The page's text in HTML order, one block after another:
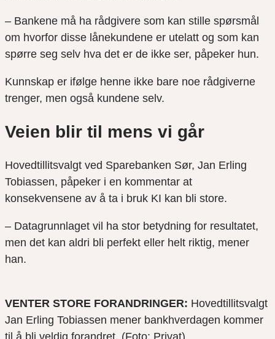
– Bankene må ha rådgivere som kan stille spørsmål
om hvorfor disse lånekundene er utelatt og som kan
spørre seg selv hva det er de ikke ser, påpeker hun.
Kunnskap er ifølge henne ikke bare noe rådgiverne
trenger, men også kundene selv.
Veien blir til mens vi går
Hovedtillitsvalgt ved Sparebanken Sør, Jan Erling
Tobiassen, påpeker i en kommentar at
konsekvensene av å ta i bruk KI kan bli store.
– Datagrunnlaget vil ha stor betydning for resultatet,
men det kan aldri bli perfekt eller helt riktig, mener
han.
VENTER STORE FORANDRINGER: Hovedtillitsvalgt
Jan Erling Tobiassen mener bankhverdagen kommer